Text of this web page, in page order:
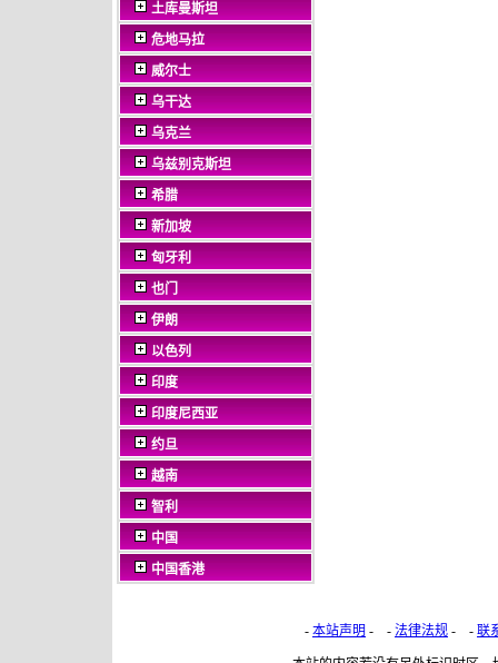
土库曼斯坦
危地马拉
威尔士
乌干达
乌克兰
乌兹别克斯坦
希腊
新加坡
匈牙利
也门
伊朗
以色列
印度
印度尼西亚
约旦
越南
智利
中国
中国香港
- 本站声明 - - 法律法规 - - 联